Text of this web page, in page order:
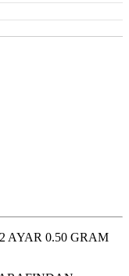
AYAR 0.50 GRAM